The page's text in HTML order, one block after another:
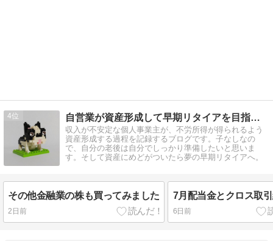
4 自営業が資産形成して早期リタイアを目指すブログ
収入が不安定な個人事業主が、不労所得が得られるよう
資産形成する過程を記録するブログです。子なしなの
で、自分の老後は自分でしっかり準備したいと思いま
す。そして資産にめどがついたら夢の早期リタイアへ。
その他金融業の株も買ってみました
2日前
7月配当金とクロス取
6日前